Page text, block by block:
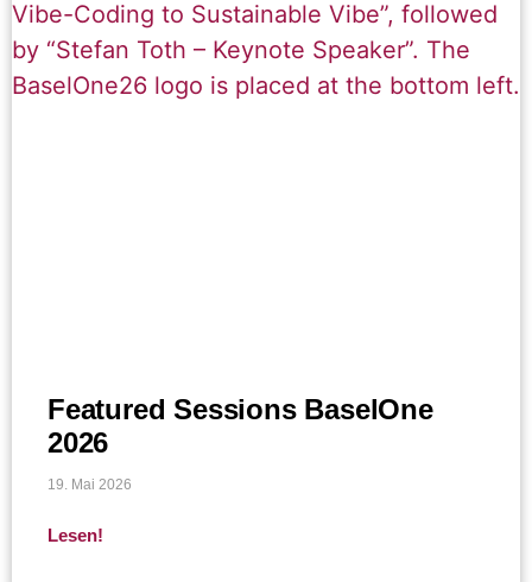
Featured Sessions BaselOne
2026
19. Mai 2026
Lesen!